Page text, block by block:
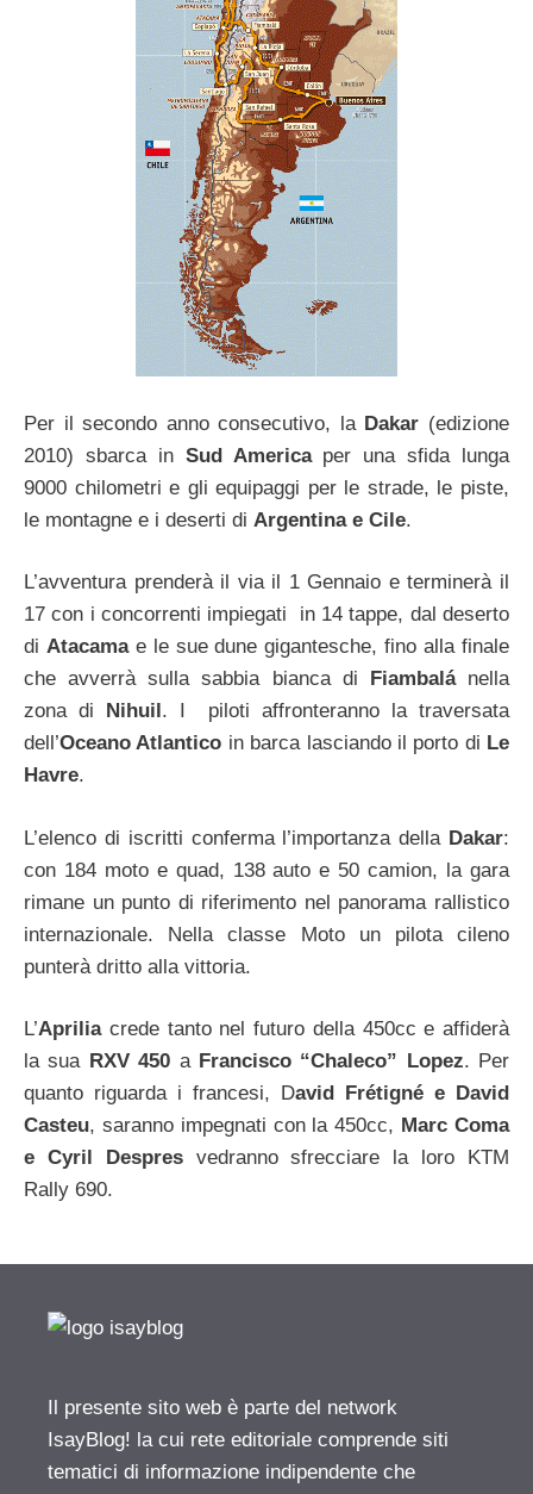
Per il secondo anno consecutivo, la Dakar (edizione
2010) sbarca in Sud Americaper una sfida lunga
9000 chilometri e gli equipaggi per le strade, le piste,
le montagne e i deserti di Argentina e Cile.
L’avventura prenderà il via il 1 Gennaio e terminerà il
17 con i concorrenti impiegati in 14 tappe, dal deserto
di Atacama e le sue dune gigantesche, fino alla finale
che avverrà sulla sabbia bianca di Fiambalá nella
zona di Nihuil. I piloti affronteranno la traversata
dell’Oceano Atlantico in barca lasciando il porto di Le
Havre.
L’elenco di iscritti conferma l’importanza della Dakar:
con 184 moto e quad, 138 auto e 50 camion, la gara
rimane un punto di riferimento nel panorama rallistico
internazionale. Nella classe Moto un pilota cileno
punterà dritto alla vittoria.
L’Apriliacrede tanto nel futuro della 450cc e affiderà
la suaRXV 450 a Francisco “Chaleco” Lopez. Per
quanto riguarda i francesi, David Frétigné e David
Casteu, saranno impegnati con la 450cc, Marc Coma
e Cyril Despres vedranno sfrecciare la loro KTM
Rally 690.
Il presente sito web è parte del network
IsayBlog! la cui rete editoriale comprende siti
tematici di informazione indipendente che